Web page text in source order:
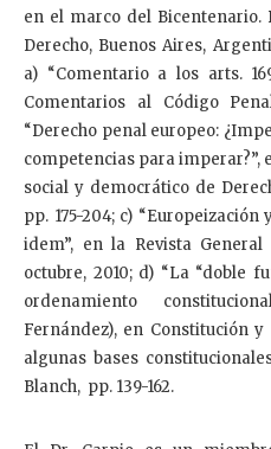
en el marco del Bicentenario.
Derecho, Buenos Aires,
a) “Comentario a los arts.
Comentarios al Código
“Derecho penal europeo:
competencias para imperar?”,
social y democrático de
pp. 175-204; c)
idem”, en la Revista
octubre, 2010; d) “La “doble
ordenamiento
Fernández), en Constitución
algunas bases
Blanch, pp. 139-162.